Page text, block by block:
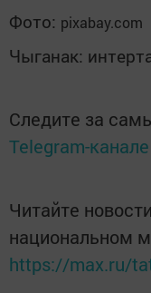
Фото: pixabay.com
Чыганак:
Следите за
Telegram-канале
Читайте
национальном
https://max.ru/